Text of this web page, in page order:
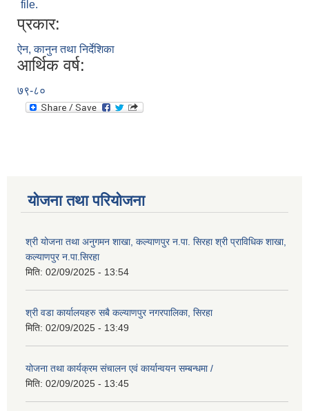
file.
प्रकार:
ऐन, कानुन तथा निर्देशिका
आर्थिक वर्ष:
७९-८०
योजना तथा परियोजना
श्री योजना तथा अनुगमन शाखा, कल्याणपुर न.पा. सिरहा श्री प्राविधिक शाखा,
कल्याणपुर न.पा.सिरहा
मिति: 02/09/2025 - 13:54
श्री वडा कार्यालयहरु सबै कल्याणपुर नगरपालिका, सिरहा
मिति: 02/09/2025 - 13:49
योजना तथा कार्यक्रम संचालन एवं कार्यान्वयन सम्बन्धमा /
मिति: 02/09/2025 - 13:45